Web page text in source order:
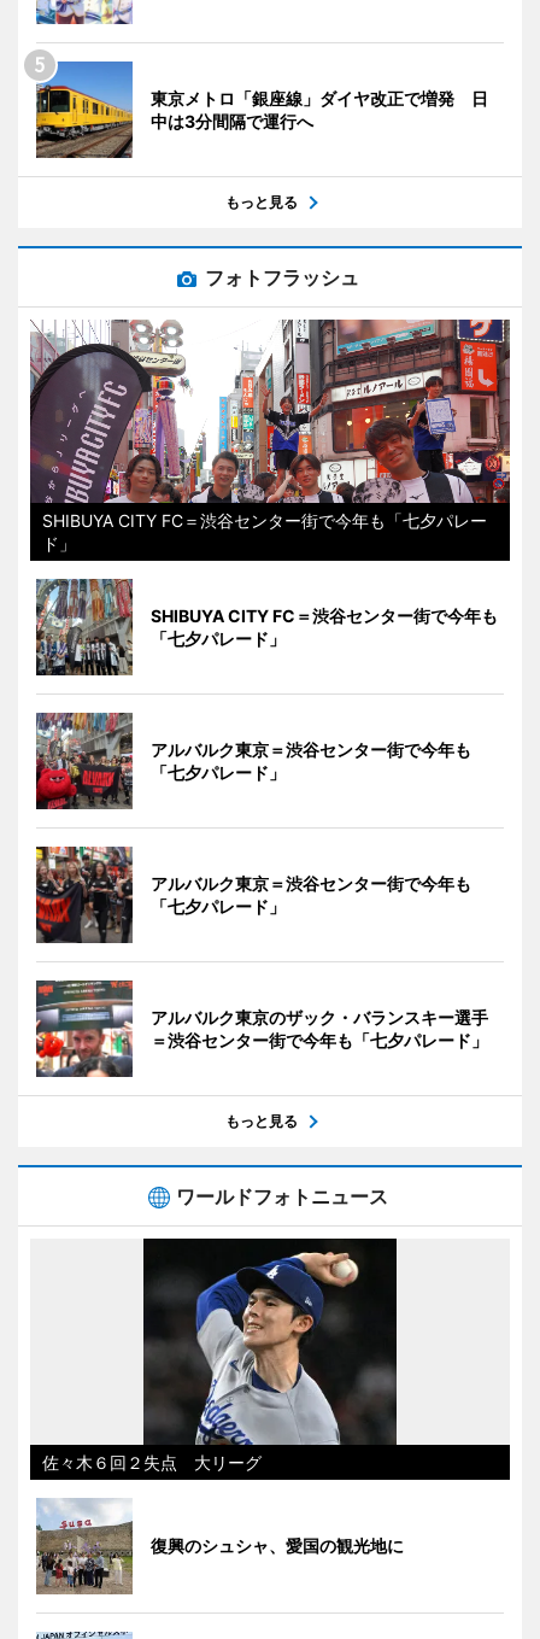
東京メトロ「銀座線」ダイヤ改正で増発 日
中は3分間隔で運行へ
もっと見る
フォトフラッシュ
SHIBUYA CITY FC＝渋谷センター街で今年も「七夕パレー
ド」
SHIBUYA CITY FC＝渋谷センター街で今年も
「七夕パレード」
アルバルク東京＝渋谷センター街で今年も
「七夕パレード」
アルバルク東京＝渋谷センター街で今年も
「七夕パレード」
アルバルク東京のザック・バランスキー選手
＝渋谷センター街で今年も「七夕パレード」
もっと見る
ワールドフォトニュース
佐々木６回２失点 大リーグ
復興のシュシャ、愛国の観光地に